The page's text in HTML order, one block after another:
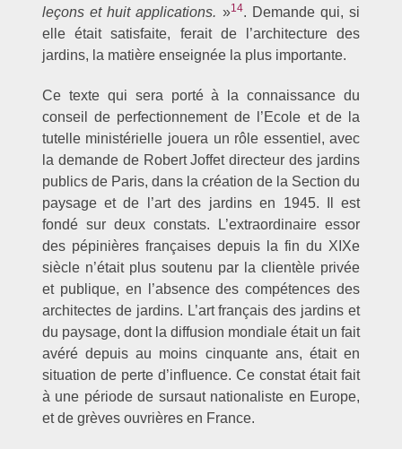
leçons et huit applications. »14. Demande qui, si
elle était satisfaite, ferait de l’architecture des
jardins, la matière enseignée la plus importante.
Ce texte qui sera porté à la connaissance du
conseil de perfectionnement de l’Ecole et de la
tutelle ministérielle jouera un rôle essentiel, avec
la demande de Robert Joffet directeur des jardins
publics de Paris, dans la création de la Section du
paysage et de l’art des jardins en 1945. Il est
fondé sur deux constats. L’extraordinaire essor
des pépinières françaises depuis la fin du XIXe
siècle n’était plus soutenu par la clientèle privée
et publique, en l’absence des compétences des
architectes de jardins. L’art français des jardins et
du paysage, dont la diffusion mondiale était un fait
avéré depuis au moins cinquante ans, était en
situation de perte d’influence. Ce constat était fait
à une période de sursaut nationaliste en Europe,
et de grèves ouvrières en France.